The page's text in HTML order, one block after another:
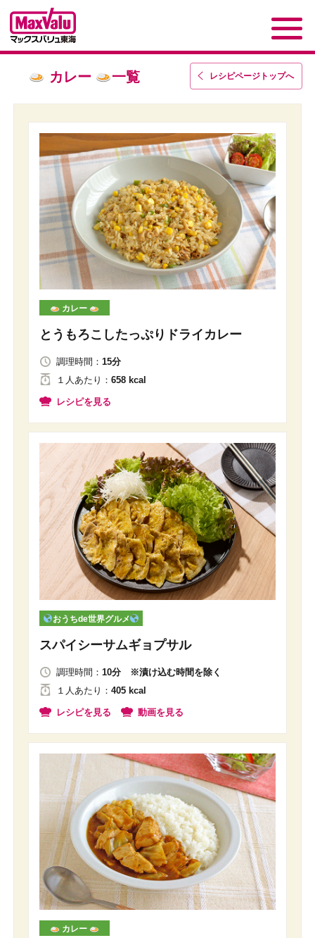
カレー 一覧 レシピページトップへ
カレー
とうもろこしたっぷりドライカレー
調理時間： 15分
１人あたり ： 658 kcal
レシピを見る
おうちde世界グルメ
スパイシーサムギョプサル
調理時間： 10分 ※漬け込む時間を除く
１人 あたり ： 405 kcal
レシピを見る 動画を見る
カレー